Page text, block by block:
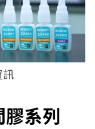
訊
系列